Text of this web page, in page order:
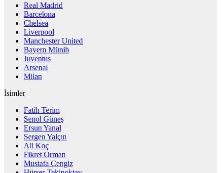
Real Madrid
Barcelona
Chelsea
Liverpool
Manchester United
Bayern Münih
Juventus
Arsenal
Milan
İsimler
Fatih Terim
Şenol Güneş
Ersun Yanal
Sergen Yalçın
Ali Koç
Fikret Orman
Mustafa Cengiz